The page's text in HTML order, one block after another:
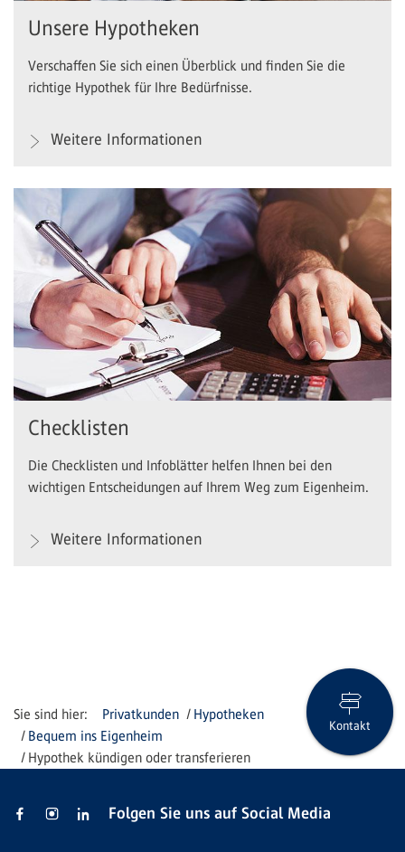
Unsere Hypotheken
Verschaffen Sie sich einen Überblick und finden Sie die
richtige Hypothek für Ihre Bedürfnisse.
Weitere Informationen
Checklisten
Die Checklisten und Infoblätter helfen Ihnen bei den
wichtigen Entscheidungen auf Ihrem Weg zum Eigenheim.
Weitere Informationen
Privatkunden
Hypotheken
Bequem ins Eigenheim
Hypothek kündigen oder transferieren
Kontakt
Folgen Sie uns auf Social Media